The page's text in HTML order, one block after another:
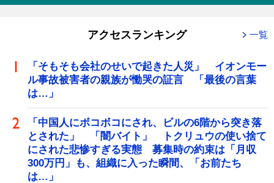
アクセスランキング 一覧
「そもそも会社のせいで起きた人災」 イオンモー
ル事故被害者の親族が慟哭の証言 「最後の言葉
は…」
「中国人にボコボコにされ、ビルの6階から突き落
とされた」 「闇バイト」 トクリュウの使い捨て
にされた悲惨すぎる実態 募集時の約束は「月収
300万円」も、組織に入った瞬間、「お前たち
は…」